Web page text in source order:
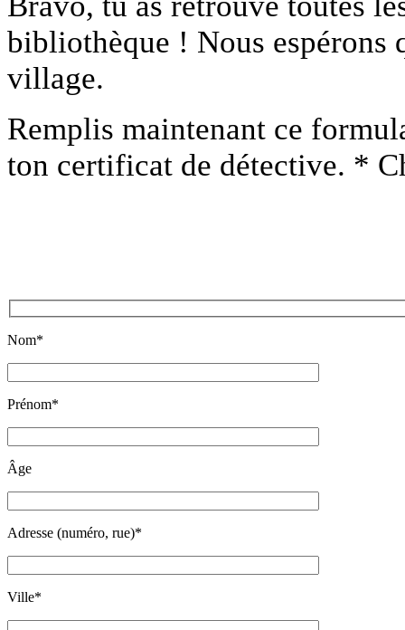
bibliothèque ! Nous espérons
village.
Remplis maintenant ce
ton certificat de détective. *
Nom*
Prénom*
Âge
Adresse (numéro, rue)*
Ville*